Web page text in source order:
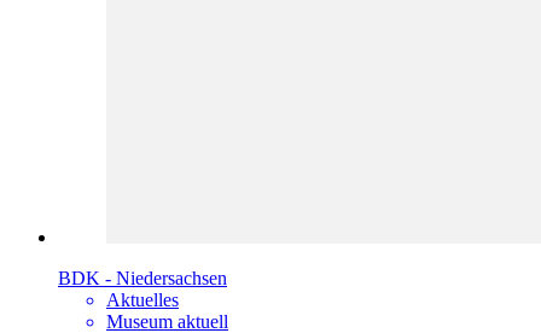
BDK - Niedersachsen
Aktuelles
Museum aktuell